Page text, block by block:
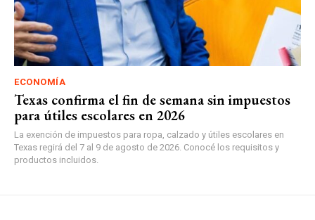
ECONOMÍA
Texas confirma el fin de semana sin impuestos
para útiles escolares en 2026
La exención de impuestos para ropa, calzado y útiles escolares en
Texas regirá del 7 al 9 de agosto de 2026. Conocé los requisitos y
productos incluidos.